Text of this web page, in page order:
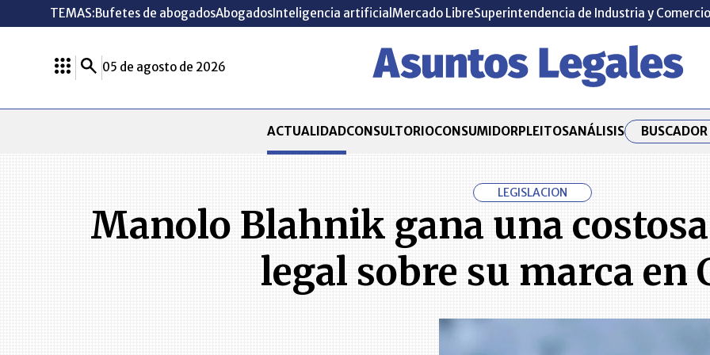
TEMAS:Bufetes de abogadosAbogadosInteligencia artificial Mercado LibreSuperintendencia de Industria y Comercio
05 de agosto de 2026
ACTUALIDADCONSULTORIOCONSUMIDORPLEITOSANÁLISIS
LEGISLACION
Manolo Blahnik gana una
legal sobre su marca en